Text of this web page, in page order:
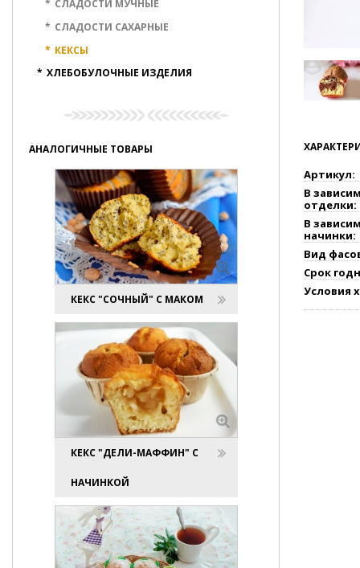
* СЛАДОСТИ МУЧНЫЕ
* СЛАДОСТИ САХАРНЫЕ
* КЕКСЫ
* ХЛЕБОБУЛОЧНЫЕ ИЗДЕЛИЯ
АНАЛОГИЧНЫЕ ТОВАРЫ
КЕКС "СОЧНЫЙ" С МАКОМ
КЕКС "ДЕЛИ-МАФФИН" С
НАЧИНКОЙ
Артикул:
В
отделки:
В
начинки:
Вид
Срок
Условия